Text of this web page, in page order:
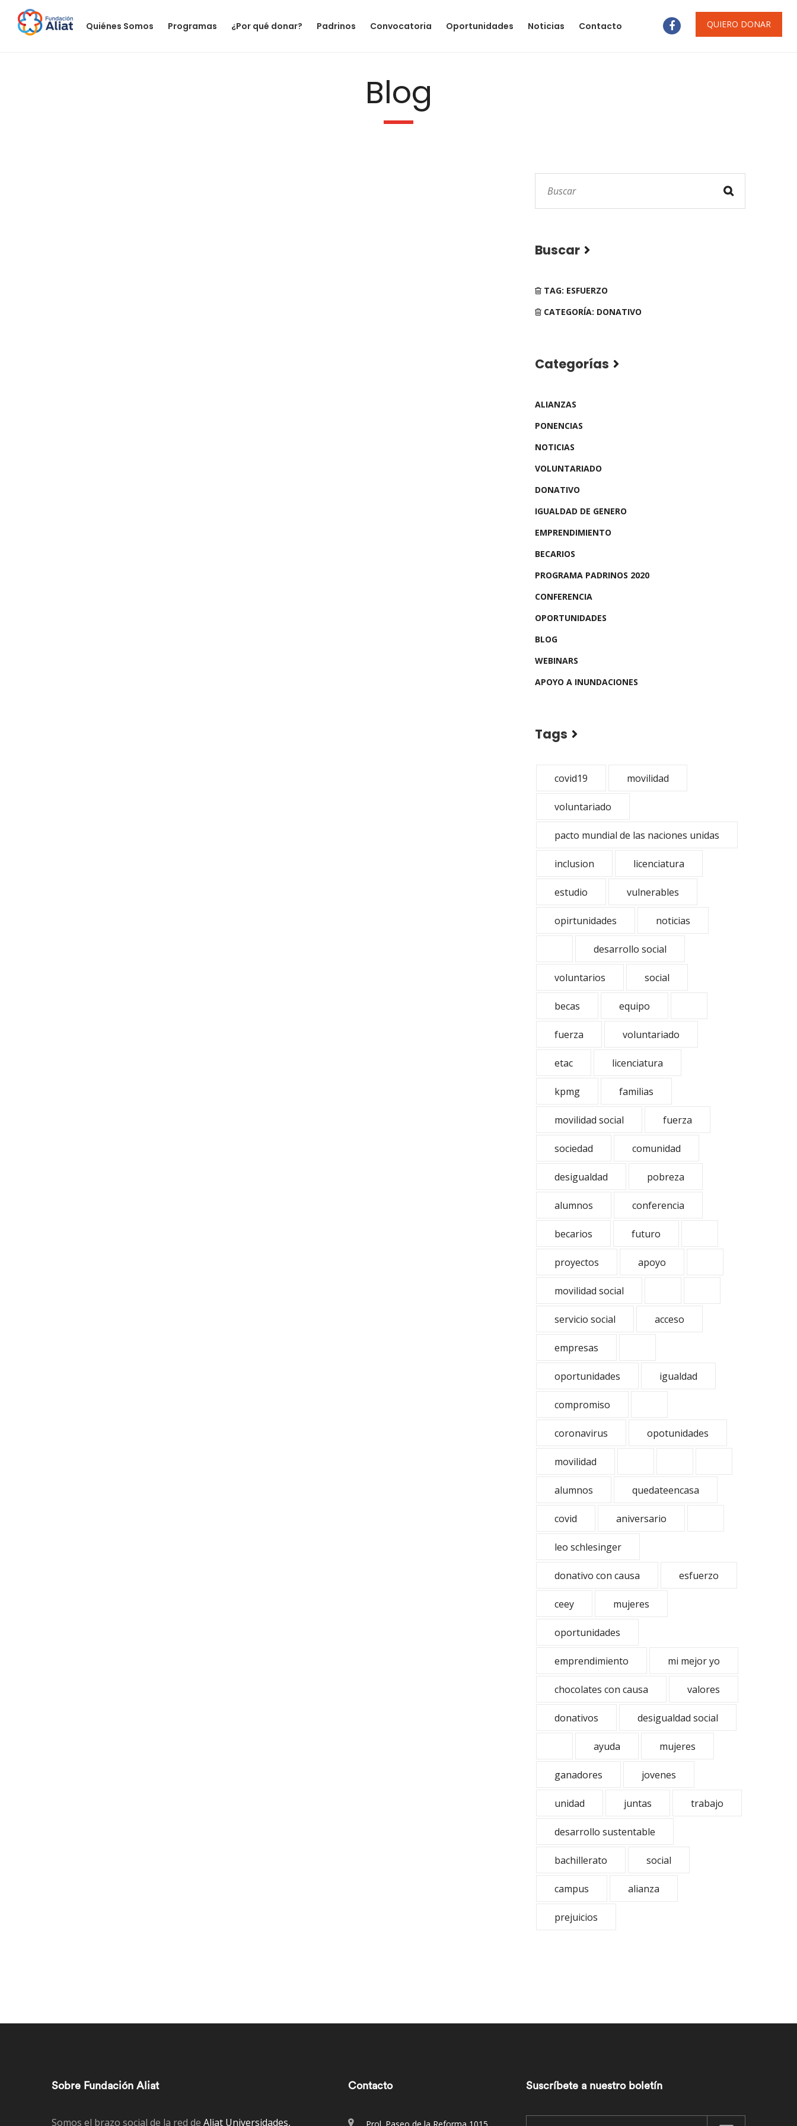
Quiénes Somos Programas ¿Por qué donar? Padrinos Convocatoria Oportunidades Noticias Contacto QUIERO DONAR
Blog
Buscar
TAG: ESFUERZO
CATEGORÍA: DONATIVO
Categorías
ALIANZAS
PONENCIAS
NOTICIAS
VOLUNTARIADO
DONATIVO
IGUALDAD DE GENERO
EMPRENDIMIENTO
BECARIOS
PROGRAMA PADRINOS 2020
CONFERENCIA
OPORTUNIDADES
BLOG
WEBINARS
APOYO A INUNDACIONES
Tags
covid19 movilidad
voluntariado
pacto mundial de las naciones unidas
inclusion licenciatura
estudio vulnerables
opirtunidades noticias
desarrollo social
voluntarios social
becas equipo
fuerza voluntariado
etac licenciatura
kpmg familias
movilidad social fuerza
sociedad comunidad
desigualdad pobreza
alumnos conferencia
becarios futuro
proyectos apoyo
movilidad social
servicio social acceso
empresas
oportunidades igualdad
compromiso
coronavirus opotunidades
movilidad
alumnos quedateencasa
covid aniversario
leo schlesinger
donativo con causa esfuerzo
ceey mujeres
oportunidades
emprendimiento mi mejor yo
chocolates con causa valores
donativos desigualdad social
ayuda mujeres
ganadores jovenes
unidad juntas trabajo
desarrollo sustentable
bachillerato social
campus alianza
prejuicios
Sobre Fundación Aliat
Somos el brazo social de la red de Aliat Universidades,
Contacto Suscríbete a nuestro boletín